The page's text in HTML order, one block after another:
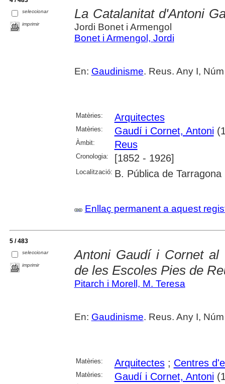
seleccionar
imprimir
La Catalanitat d'Antoni
Jordi Bonet i Armengol
Bonet i Armengol, Jordi
En: Gaudinisme. Reus. Any I,
Matèries: Arquitectes
Matèries: Gaudí i Cornet, Antoni
Àmbit: Reus
Cronologia: [1852 - 1926]
Localització: B. Pública de Tarragona
Enllaç permanent a aquest
5 / 483
seleccionar
imprimir
Antoni Gaudí i Cornet al
de les Escoles Pies de
Pitarch i Morell, M. Teresa
En: Gaudinisme. Reus. Any I,
Matèries: Arquitectes; Centres
Matèries: Gaudí i Cornet, Antoni